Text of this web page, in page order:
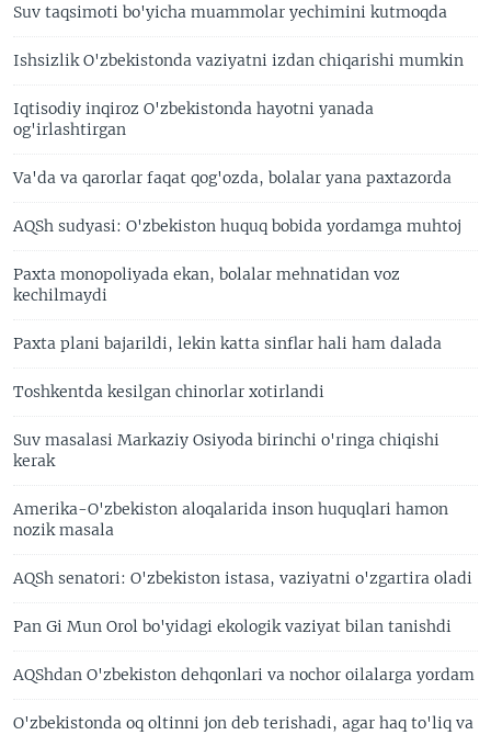
Suv taqsimoti bo'yicha muammolar yechimini kutmoqda
Ishsizlik O'zbekistonda vaziyatni izdan chiqarishi mumkin
Iqtisodiy inqiroz O'zbekistonda hayotni yanada
og'irlashtirgan
Va'da va qarorlar faqat qog'ozda, bolalar yana paxtazorda
AQSh sudyasi: O'zbekiston huquq bobida yordamga muhtoj
Paxta monopoliyada ekan, bolalar mehnatidan voz
kechilmaydi
Paxta plani bajarildi, lekin katta sinflar hali ham dalada
Toshkentda kesilgan chinorlar xotirlandi
Suv masalasi Markaziy Osiyoda birinchi o'ringa chiqishi
kerak
Amerika-O'zbekiston aloqalarida inson huquqlari hamon
nozik masala
AQSh senatori: O'zbekiston istasa, vaziyatni o'zgartira oladi
Pan Gi Mun Orol bo'yidagi ekologik vaziyat bilan tanishdi
AQShdan O'zbekiston dehqonlari va nochor oilalarga yordam
O'zbekistonda oq oltinni jon deb terishadi, agar haq to'liq va